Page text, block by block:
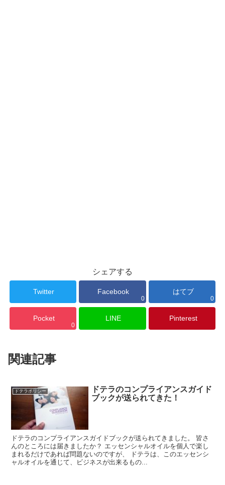
シェアする
Twitter Facebook
0
はてブ
0
Pocket
0
LINE Pinterest
関連記事
ドテラポリシー
ドテラのコンプライアンスガイド
ブックが送られてきた！
ドテラのコンプライアンスガイドブックが送られてきました。 皆さ
んのところには届きましたか？ エッセンシャルオイルを個人で楽し
まれるだけであれば問題ないのですが、 ドテラは、このエッセンシ
ャルオイルを通じて、ビジネスが出来るもの...